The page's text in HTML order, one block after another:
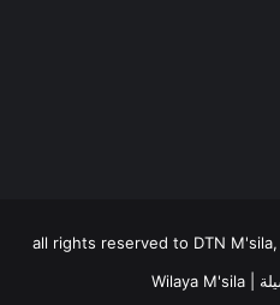
all rights reserved to DTN